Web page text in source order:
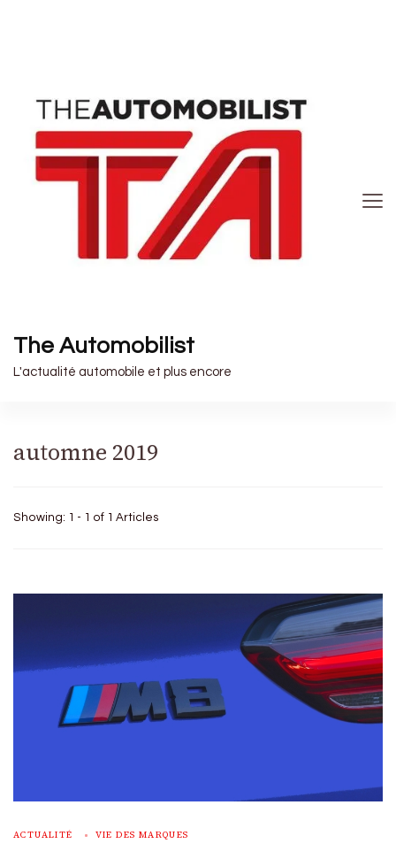
The Automobilist
L'actualité automobile et plus encore
automne 2019
Showing: 1 - 1 of 1 Articles
ACTUALITÉ VIE DES MARQUES